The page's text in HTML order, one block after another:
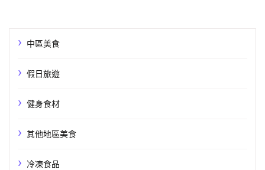
中區美食
假日旅遊
健身食材
其他地區美食
冷凍食品